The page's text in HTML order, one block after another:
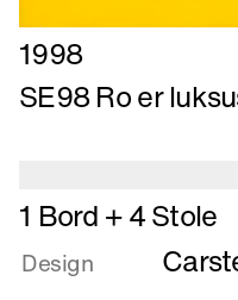
Læs
mere
om
luksus
1998
SE98 Ro er
Læs
mere
om
1 Bord + 4 Stole
Design